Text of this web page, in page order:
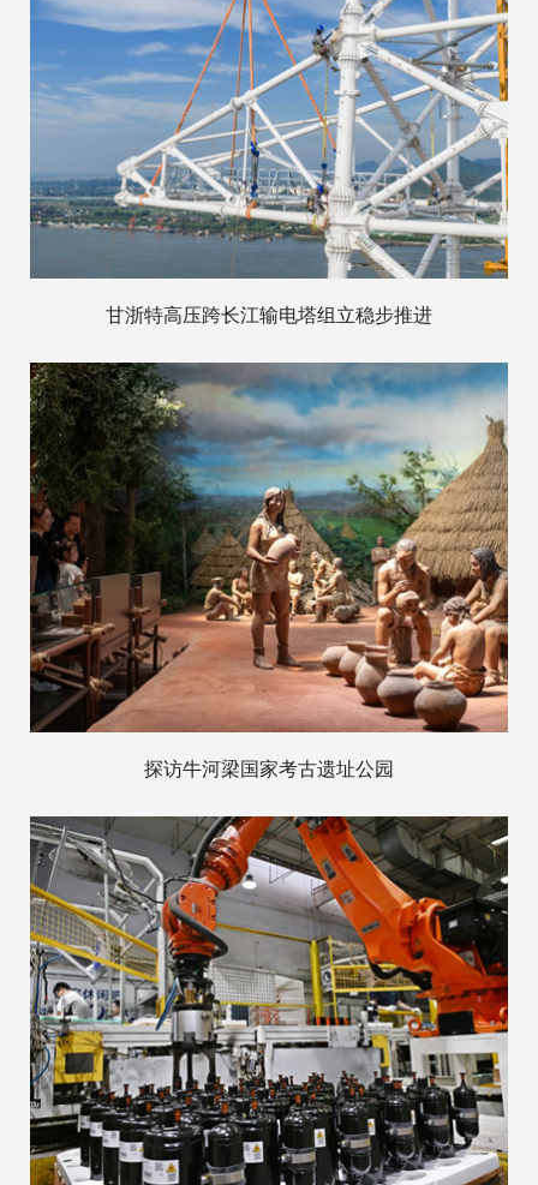
甘浙特高压跨长江输电塔组立稳步推进
探访牛河梁国家考古遗址公园